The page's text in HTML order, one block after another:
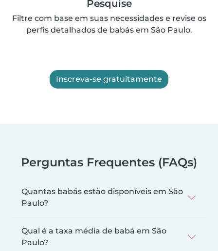
Pesquise
Filtre com base em suas necessidades e revise os
perfis detalhados de babás em São Paulo.
Inscreva-se gratuitamente
Perguntas Frequentes (FAQs)
Quantas babás estão disponíveis em São
Paulo?
Qual é a taxa média de babá em São
Paulo?